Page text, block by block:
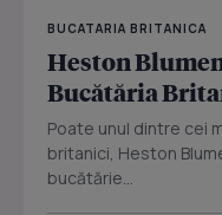
BUCATARIA BRITANICA
Heston
Bucătăria
Poate unul dintre cei
britanici, Heston
bucătărie...